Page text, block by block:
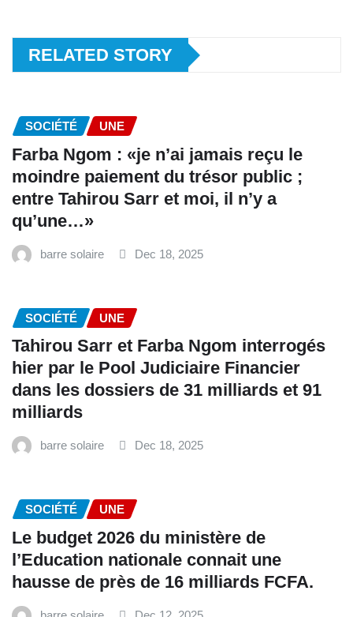
RELATED STORY
SOCIÉTÉ UNE
Farba Ngom : «je n’ai jamais reçu le
moindre paiement du trésor public ;
entre Tahirou Sarr et moi, il n’y a
qu’une…»
barre solaire Dec 18, 2025
SOCIÉTÉ UNE
Tahirou Sarr et Farba Ngom interrogés
hier par le Pool Judiciaire Financier
dans les dossiers de 31 milliards et 91
milliards
barre solaire Dec 18, 2025
SOCIÉTÉ UNE
Le budget 2026 du ministère de
l’Education nationale connait une
hausse de près de 16 milliards FCFA.